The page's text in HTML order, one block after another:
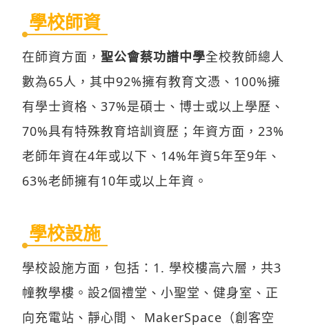
在師資方面，聖公會蔡功譜中學
數為65人，其中92%擁有教育文憑、100%擁
有學士資格、37%是碩士、博士或以上學歷、
70%具有特殊教育培訓資歷；年資方面，23%
老師年資在4年或以下、14%年資5年至9年、
63%老師擁有10年或以上年資。
學校設施方面，包括：1. 學校樓高六層，共3
幢教學樓。設2個禮堂、小聖堂、健身室、正
向充電站、靜心間、 MakerSpace（創客空
間）、校史廊、藝術廊、英語室、校園電視